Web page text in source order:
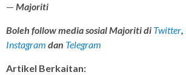
— Majoriti
Boleh follow media sosial Majoriti di Twitter,
Instagram dan Telegram
Artikel Berkaitan: